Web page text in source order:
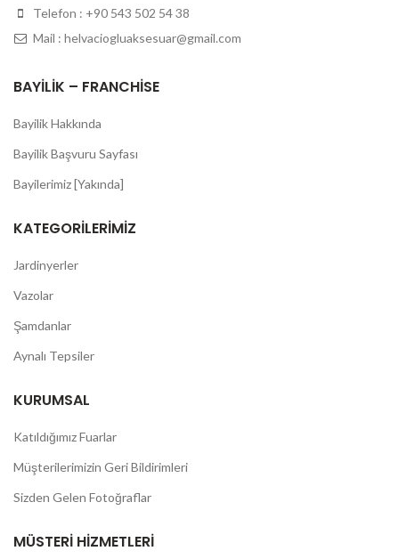
Telefon : +90 543 502 54 38
Mail : helvaciogluaksesuar@gmail.com
BAYILIK – FRANCHISE
Bayilik Hakkında
Bayilik Başvuru Sayfası
Bayilerimiz [Yakında]
KATEGORILERIMIZ
Jardinyerler
Vazolar
Şamdanlar
Aynalı Tepsiler
KURUMSAL
Katıldığımız Fuarlar
Müşterilerimizin Geri Bildirimleri
Sizden Gelen Fotoğraflar
MÜSTERI HIZMETLERI